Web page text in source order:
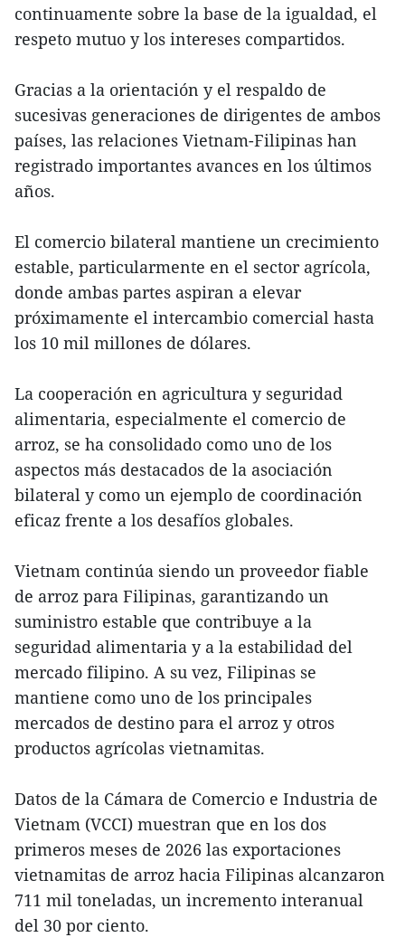
continuamente sobre la base de la igualdad, el
respeto mutuo y los intereses compartidos.
Gracias a la orientación y el respaldo de
sucesivas generaciones de dirigentes de ambos
países, las relaciones Vietnam-Filipinas han
registrado importantes avances en los últimos
años.
El comercio bilateral mantiene un crecimiento
estable, particularmente en el sector agrícola,
donde ambas partes aspiran a elevar
próximamente el intercambio comercial hasta
los 10 mil millones de dólares.
La cooperación en agricultura y seguridad
alimentaria, especialmente el comercio de
arroz, se ha consolidado como uno de los
aspectos más destacados de la asociación
bilateral y como un ejemplo de coordinación
eficaz frente a los desafíos globales.
Vietnam continúa siendo un proveedor fiable
de arroz para Filipinas, garantizando un
suministro estable que contribuye a la
seguridad alimentaria y a la estabilidad del
mercado filipino. A su vez, Filipinas se
mantiene como uno de los principales
mercados de destino para el arroz y otros
productos agrícolas vietnamitas.
Datos de la Cámara de Comercio e Industria de
Vietnam (VCCI) muestran que en los dos
primeros meses de 2026 las exportaciones
vietnamitas de arroz hacia Filipinas alcanzaron
711 mil toneladas, un incremento interanual
del 30 por ciento.